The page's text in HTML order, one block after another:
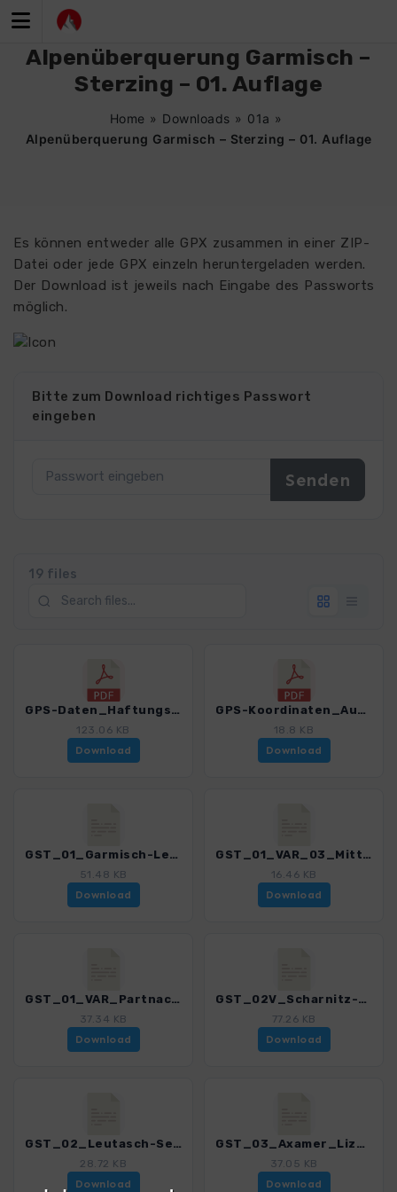
Inhalt
Alpenüberquerung Garmisch –
Sterzing – 01. Auflage
Home » Downloads » 01a »
Alpenüberquerung Garmisch – Sterzing – 01. Auflage
Es können entweder alle GPX zusammen in einer ZIP-
Datei oder jede GPX einzeln heruntergeladen werden.
Der Download ist jeweils nach Eingabe des Passworts
möglich.
Bitte zum Download richtiges Passwort
eingeben
19 files
GPS-Daten_Haftungsausschluss-Nutzungsbedingungen_WF_Garmisch-Sterzing_4606_1.pdf
123.06 KB
Download
GPS-Koordinaten_Ausgangspunkte_WF_Garmisch-Sterzing_4606_1.pdf
18.8 KB
Download
GST_01_Garmisch-Leutasch_4606_1.gpx
51.48 KB
Download
GST_01_VAR_03_Mittenwald_4606_1.gpx
16.46 KB
Download
GST_01_VAR_Partnachklamm_4606_1.gpx
37.34 KB
Download
GST_02V_Scharnitz-Solsteinhaus-Hochzirl_4606_1.gpx
77.26 KB
Download
GST_02_Leutasch-Seefeld_4606_1.gpx
28.72 KB
Download
GST_03_Axamer_Lizum-Fulpmes_4606_1.gpx
37.05 KB
Download